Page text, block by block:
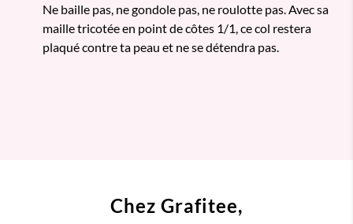
Ne baille pas, ne gondole pas, ne roulotte pas. Avec sa
maille tricotée en point de côtes 1/1, ce col restera
plaqué contre ta peau et ne se détendra pas.
Chez Grafitee,